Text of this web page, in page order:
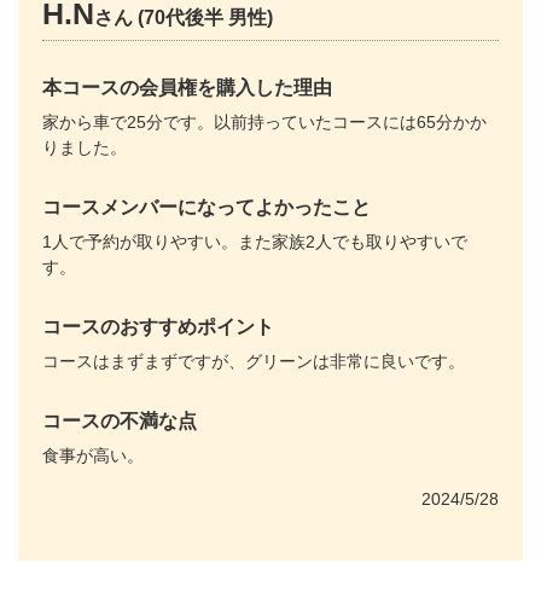
H.Nさん (70代後半 男性)
本コースの会員権を購入した理由
家から車で25分です。以前持っていたコースには65分かか
りました。
コースメンバーになってよかったこと
1人で予約が取りやすい。また家族2人でも取りやすいで
す。
コースのおすすめポイント
コースはまずまずですが、グリーンは非常に良いです。
コースの不満な点
食事が高い。
2024/5/28